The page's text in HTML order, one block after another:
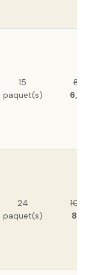
15
paquet(s)
8,21
6,08
24
paquet(s)
10,98
8,16